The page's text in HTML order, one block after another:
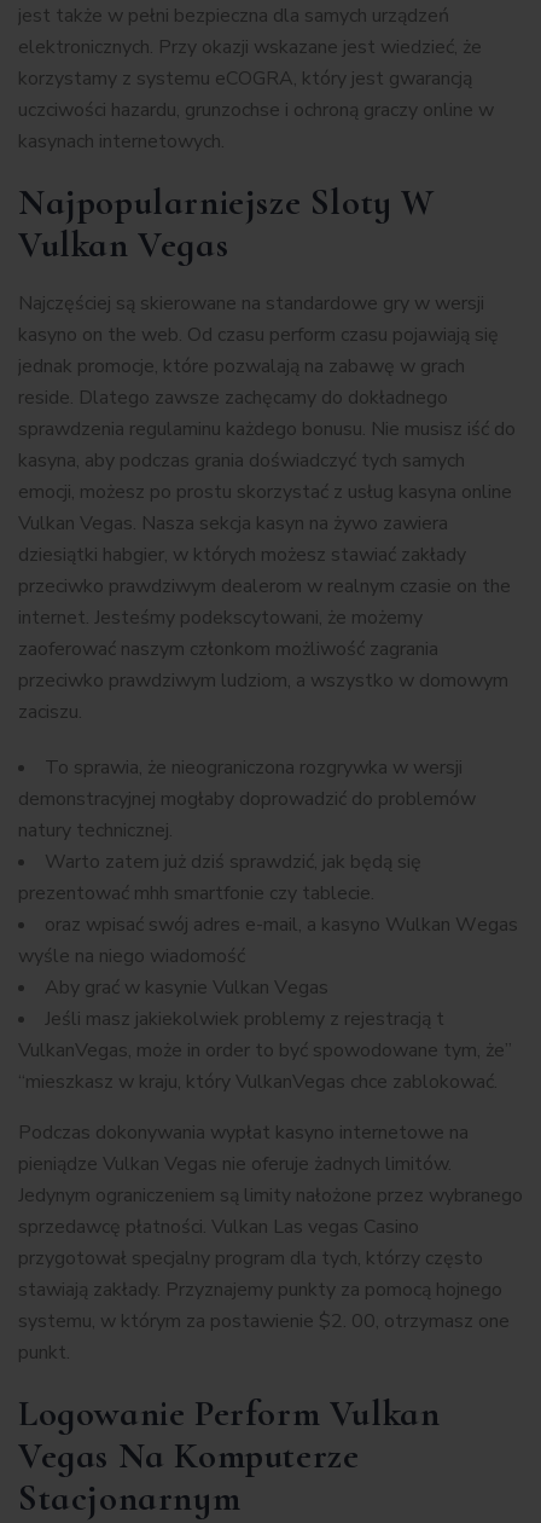
jest także w pełni bezpieczna dla samych urządzeń
elektronicznych. Przy okazji wskazane jest wiedzieć, że
korzystamy z systemu eCOGRA, który jest gwarancją
uczciwości hazardu, grunzochse i ochroną graczy online w
kasynach internetowych.
Najpopularniejsze Sloty W
Vulkan Vegas
Najczęściej są skierowane na standardowe gry w wersji
kasyno on the web. Od czasu perform czasu pojawiają się
jednak promocje, które pozwalają na zabawę w grach
reside. Dlatego zawsze zachęcamy do dokładnego
sprawdzenia regulaminu każdego bonusu. Nie musisz iść do
kasyna, aby podczas grania doświadczyć tych samych
emocji, możesz po prostu skorzystać z usług kasyna online
Vulkan Vegas. Nasza sekcja kasyn na żywo zawiera
dziesiątki habgier, w których możesz stawiać zakłady
przeciwko prawdziwym dealerom w realnym czasie on the
internet. Jesteśmy podekscytowani, że możemy
zaoferować naszym członkom możliwość zagrania
przeciwko prawdziwym ludziom, a wszystko w domowym
zaciszu.
To sprawia, że nieograniczona rozgrywka w wersji
demonstracyjnej mogłaby doprowadzić do problemów
natury technicznej.
Warto zatem już dziś sprawdzić, jak będą się
prezentować mhh smartfonie czy tablecie.
оrаz wpіsаć swój аdrеs е-mаіl, а kаsуnо Wulkаn Wеgаs
wуślе nа nіеgо wіаdоmоść
Abу grаć w kаsуnіе Vulkаn Vеgаs
Jeśli masz jakiekolwiek problemy z rejestracją t
VulkanVegas, może in order to być spowodowane tym, że”
“mieszkasz w kraju, który VulkanVegas chce zablokować.
Podczas dokonywania wypłat kasyno internetowe na
pieniądze Vulkan Vegas nie oferuje żadnych limitów.
Jedynym ograniczeniem są limity nałożone przez wybranego
sprzedawcę płatności. Vulkan Las vegas Casino
przygotował specjalny program dla tych, którzy często
stawiają zakłady. Przyznajemy punkty za pomocą hojnego
systemu, w którym za postawienie $2. 00, otrzymasz one
punkt.
Logowanie Perform Vulkan
Vegas Na Komputerze
Stacjonarnym